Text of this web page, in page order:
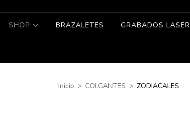
SHOP BRAZALETES GRABADOS LASER
Inicio > COLGANTES > ZODIACALES